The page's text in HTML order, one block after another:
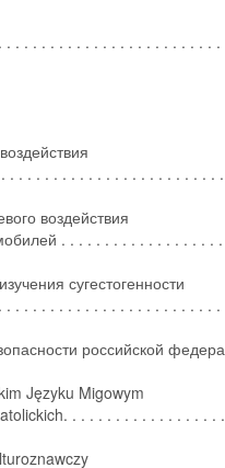
. . . . . . . . . . . . . . . . . . . . . . . .
. . . . . . . . . . . . . . . . . . . . . . . .
воздействия
. . . . . . . . . . . . . . . . . .
сугестогенности
. . . . . . . . . . . . . . . . . . . . . . . .
российской
Języku Migowym
. . . . . . . . . . . . . . . . .